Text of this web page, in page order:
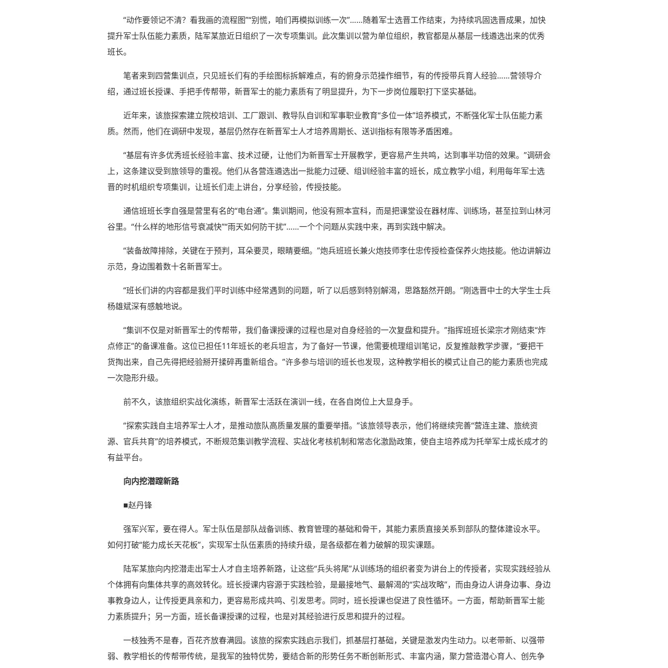
“动作要领记不清？看我画的流程图”“别慌，咱们再模拟训练一次”……随着军士选晋工作结束，为持续巩固选晋成果，加快
提升军士队伍能力素质，陆军某旅近日组织了一次专项集训。此次集训以营为单位组织，教官都是从基层一线遴选出来的优秀
班长。
笔者来到四营集训点，只见班长们有的手绘图标拆解难点，有的俯身示范操作细节，有的传授带兵育人经验……营领导介
绍，通过班长授课、手把手传帮带，新晋军士的能力素质有了明显提升，为下一步岗位履职打下坚实基础。
近年来，该旅探索建立院校培训、工厂跟训、教导队自训和军事职业教育“多位一体”培养模式，不断强化军士队伍能力素
质。然而，他们在调研中发现，基层仍然存在新晋军士人才培养周期长、送训指标有限等矛盾困难。
“基层有许多优秀班长经验丰富、技术过硬，让他们为新晋军士开展教学，更容易产生共鸣，达到事半功倍的效果。”调研会
上，这条建议受到旅领导的重视。他们从各营连遴选出一批能力过硬、组训经验丰富的班长，成立教学小组，利用每年军士选
晋的时机组织专项集训，让班长们走上讲台，分享经验，传授技能。
通信班班长李自强是营里有名的“电台通”。集训期间，他没有照本宣科，而是把课堂设在器材库、训练场，甚至拉到山林河
谷里。“什么样的地形信号衰减快”“雨天如何防干扰”……一个个问题从实践中来，再到实践中解决。
“装备故障排除，关键在于预判，耳朵要灵，眼睛要细。”炮兵班班长兼火炮技师李仕忠传授检查保养火炮技能。他边讲解边
示范，身边围着数十名新晋军士。
“班长们讲的内容都是我们平时训练中经常遇到的问题，听了以后感到特别解渴，思路豁然开朗。”刚选晋中士的大学生士兵
杨雄斌深有感触地说。
“集训不仅是对新晋军士的传帮带，我们备课授课的过程也是对自身经验的一次复盘和提升。”指挥班班长梁宗才刚结束“炸
点修正”的备课准备。这位已担任11年班长的老兵坦言，为了备好一节课，他需要梳理组训笔记，反复推敲教学步骤，“要把干
货掏出来，自己先得把经验掰开揉碎再重新组合。”许多参与培训的班长也发现，这种教学相长的模式让自己的能力素质也完成
一次隐形升级。
前不久，该旅组织实战化演练，新晋军士活跃在演训一线，在各自岗位上大显身手。
“探索实践自主培养军士人才，是推动旅队高质量发展的重要举措。”该旅领导表示，他们将继续完善“营连主建、旅统资
源、官兵共育”的培养模式，不断规范集训教学流程、实战化考核机制和常态化激励政策，使自主培养成为托举军士成长成才的
有益平台。
向内挖潜蹚新路
■赵丹锋
强军兴军，要在得人。军士队伍是部队战备训练、教育管理的基础和骨干，其能力素质直接关系到部队的整体建设水平。
如何打破“能力成长天花板”，实现军士队伍素质的持续升级，是各级都在着力破解的现实课题。
陆军某旅向内挖潜走出军士人才自主培养新路，让这些“兵头将尾”从训练场的组织者变为讲台上的传授者，实现实践经验从
个体拥有向集体共享的高效转化。班长授课内容源于实践检验，是最接地气、最解渴的“实战攻略”，而由身边人讲身边事、身边
事教身边人，让传授更具亲和力，更容易形成共鸣、引发思考。同时，班长授课也促进了良性循环。一方面，帮助新晋军士能
力素质提升；另一方面，班长备课授课的过程，也是对其经验进行反思和提升的过程。
一枝独秀不是春，百花齐放春满园。该旅的探索实践启示我们，抓基层打基础，关键是激发内生动力。以老带新、以强带
弱、教学相长的传帮带传统，是我军的独特优势，要结合新的形势任务不断创新形式、丰富内涵，聚力营造潜心育人、创先争